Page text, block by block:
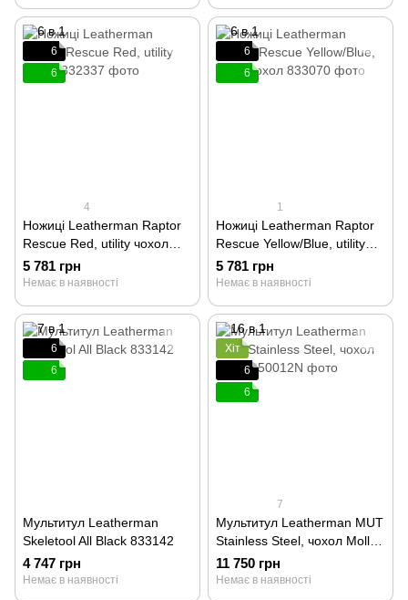
6
6
4
Ножиці Leatherman Raptor
Rescue Red, utility чохол
832337
5 781 грн
Немає в наявності
6
6
1
Ножиці Leatherman Raptor
Rescue Yellow/Blue, utility
чохол 833070
5 781 грн
Немає в наявності
6
6
Мультитул Leatherman
Skeletool All Black 833142
4 747 грн
Немає в наявності
Хіт
6
6
7
Мультитул Leatherman MUT
Stainless Steel, чохол Molle
850012N
11 750 грн
Немає в наявності